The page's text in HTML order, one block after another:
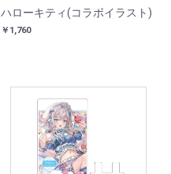
ハローキティ(コラボイラスト)
￥1,760